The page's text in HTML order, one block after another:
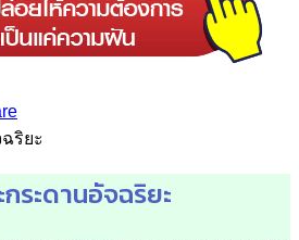
ระดานอัจฉริยะ